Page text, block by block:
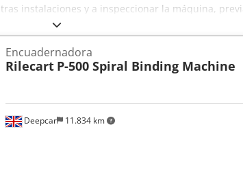
instalaciones y a inspeccionar la máquina,
Deepcar 11.834 km
Encuadernadora
Rilecart P-500 Spiral Binding Machine